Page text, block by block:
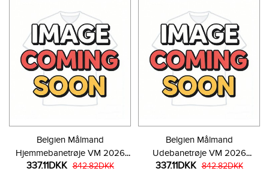
Belgien Målmand
Hjemmebanetrøje VM 2026
Langærmet
337.11DKK 842.82DKK
Belgien Målmand
Udebanetrøje VM 2026
Langærmet
337.11DKK 842.82DKK